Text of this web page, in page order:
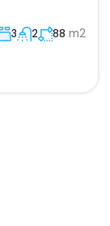
3 2 88 m2